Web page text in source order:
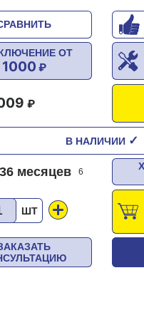
ОТ
1000
В НАЛИЧИИ ✓
месяцев 6
ШТ